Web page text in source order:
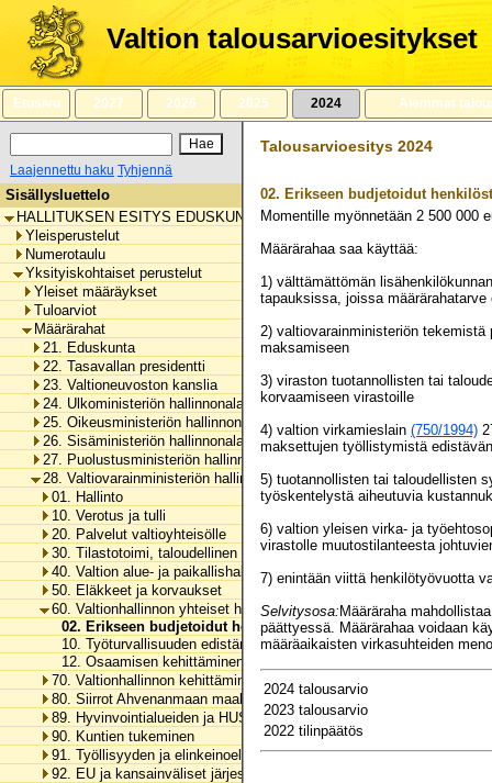
Siirry
sisältöön
Valtion talousarvioesitykset
Etusivu 2027 2026 2025 2024 Aiemmat
Laajennettu haku Tyhjennä
Sisällysluettelo
HALLITUKSEN ESITYS EDUSKUNNALLE VALTION TALOUSARVIOKSI
Yleisperustelut
Numerotaulu
Yksityiskohtaiset perustelut
Yleiset määräykset
Tuloarviot
Määrärahat
21. Eduskunta
22. Tasavallan presidentti
23. Valtioneuvoston kanslia
24. Ulkoministeriön hallinnonala
25. Oikeusministeriön hallinnonala
26. Sisäministeriön hallinnonala
27. Puolustusministeriön hallinnonala
28. Valtiovarainministeriön hallinnonala
01. Hallinto
10. Verotus ja tulli
20. Palvelut valtioyhteisölle
30. Tilastotoimi, taloudellinen tutkimus ja rekisterihallinto
40. Valtion alue- ja paikallishallinto
50. Eläkkeet ja korvaukset
60. Valtionhallinnon yhteiset henkilöstömenot
02. Erikseen budjetoidut henkilöstömenot
10. Työturvallisuuden edistäminen
12. Osaamisen kehittäminen
70. Valtionhallinnon kehittäminen
80. Siirrot Ahvenanmaan maakunnalle
89. Hyvinvointialueiden ja HUS-yhtymän rahoitus
90. Kuntien tukeminen
91. Työllisyyden ja elinkeinoelämän tukeminen
92. EU ja kansainväliset järjestöt
Talousarvioesitys 2024
02. Erikseen budjetoidut
Momentille myönnetään 2 500 000
Määrärahaa saa käyttää:
1) välttämättömän
tapauksissa, joissa
2) valtiovarainministeriön
maksamiseen
3) viraston tuotannollisten tai
korvaamiseen virastoille
4) valtion virkamieslain (750/1994)
maksettujen työllistymistä
5) tuotannollisten tai taloudellisten
työskentelystä aiheutuvia
6) valtion yleisen virka- ja
virastolle muutostilanteesta
7) enintään viittä henkilötyövuotta
Selvitysosa: Määräraha
päättyessä. Määrärahaa voidaan
määräaikaisten virkasuhteiden
2024 talousarvio
2023 talousarvio
2022 tilinpäätös